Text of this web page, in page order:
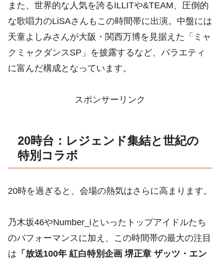
また、世界的な人気を誇るILLITや&TEAM、圧倒的
な歌唱力のLiSAさんもこの時間帯に出演。中盤には
天童よしみさんが大阪・関西万博を見据えた「ミャ
クミャクダンスSP」を披露するなど、バラエティ
に富んだ構成となっています。
スポンサーリンク
20時台：レジェンド集結と世紀の
特別コラボ
20時を過ぎると、会場の熱気はさらに高まります。
乃木坂46やNumber_iといったトップアイドルたち
のパフォーマンスに加え、この時間帯の最大の注目
は 「放送100年 紅白特別企画 堺正章 ザッツ・エン